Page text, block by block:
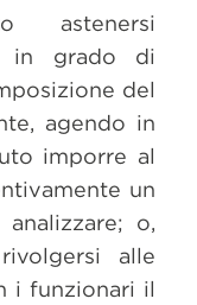
astenersi
in grado di
del
agendo in
imporre al
un
o,
alle
i funzionari il